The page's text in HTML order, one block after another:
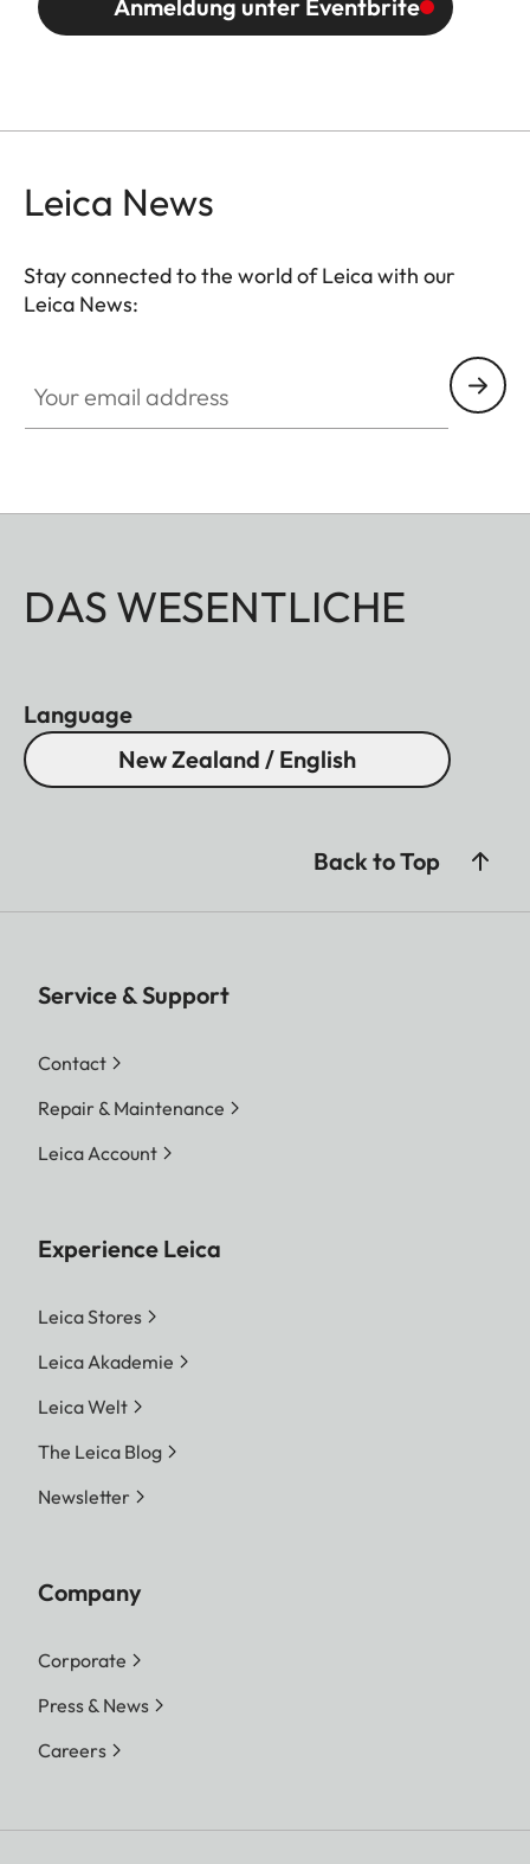
Anmeldung unter Eventbrite
Leica News
Stay connected to the world of Leica with our
Leica News:
DAS WESENTLICHE
Language
New Zealand / English
Back to Top
Service & Support
Contact
Repair & Maintenance
Leica Account
Experience Leica
Leica Stores
Leica Akademie
Leica Welt
The Leica Blog
Newsletter
Company
Corporate
Press & News
Careers